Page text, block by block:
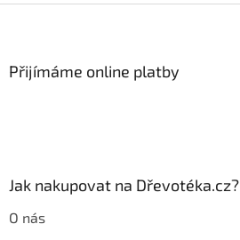
p
v
Přijímáme online platby
Jak nakupovat na Dřevotéka.cz?
O nás